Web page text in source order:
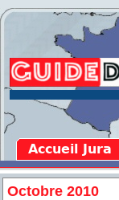
Accueil Jura
Octobre 2010